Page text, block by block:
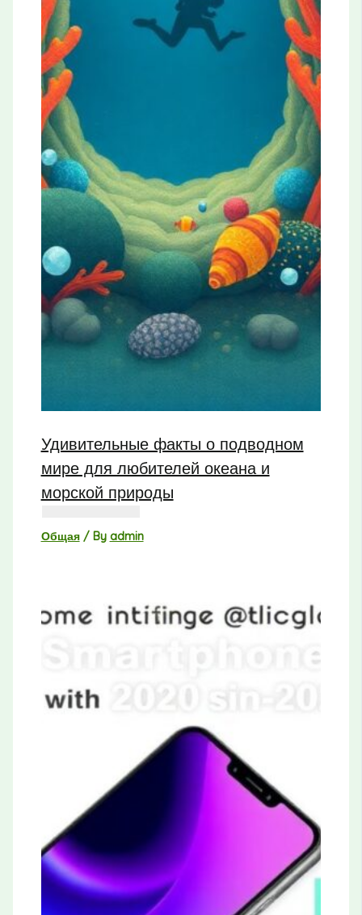
Удивительные факты о подводном
мире для любителей океана и
морской природы
Общая/ By admin